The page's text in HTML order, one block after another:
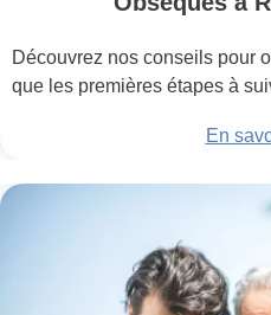
Découvrez nos conseils pour
que les premières étapes à
En